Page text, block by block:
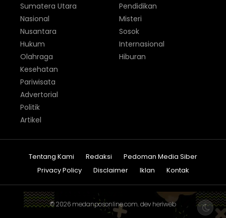
Sumatera Utara
Nasional
Nusantara
Hukum
Olahraga
Pendidikan
Misteri
Sosok
Internasional
Hiburan
Kesehatan
Pariwisata
Advertorial
Politik
Artikel
Tentang Kami Redaksi
Pedoman Media Siber
Privacy Policy
Disclaimer Iklan Kontak
© 2026 medanposonline.com. dev heriweb